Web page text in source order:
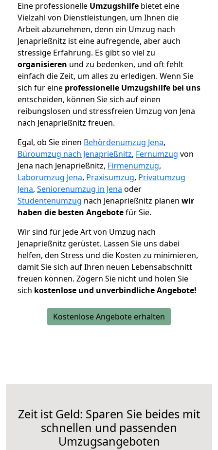
Eine professionelle Umzugshilfe bietet eine
Vielzahl von Dienstleistungen, um Ihnen die
Arbeit abzunehmen, denn ein Umzug nach
Jenaprießnitz ist eine aufregende, aber auch
stressige Erfahrung. Es gibt so viel zu
organisieren und zu bedenken, und oft fehlt
einfach die Zeit, um alles zu erledigen. Wenn Sie
sich für eine professionelle Umzugshilfe bei uns
entscheiden, können Sie sich auf einen
reibungslosen und stressfreien Umzug von Jena
nach Jenaprießnitz freuen.
Egal, ob Sie einen Behördenumzug Jena,
Büroumzug nach Jenaprießnitz, Fernumzug von
Jena nach Jenaprießnitz, Firmenumzug,
Laborumzug Jena, Praxisumzug, Privatumzug
Jena, Seniorenumzug in Jena oder
Studentenumzug nach Jenaprießnitz planen wir
haben die besten Angebotefür Sie.
Wir sind für jede Art von Umzug nach
Jenaprießnitz gerüstet. Lassen Sie uns dabei
helfen, den Stress und die Kosten zu minimieren,
damit Sie sich auf Ihren neuen Lebensabschnitt
freuen können. Zögern Sie nicht und holen Sie
sich kostenlose und unverbindliche Angebote!
Kostenlose Angebote erhalten
Zeit ist Geld: Sparen Sie beides mit
schnellen und passenden
Umzugsangeboten